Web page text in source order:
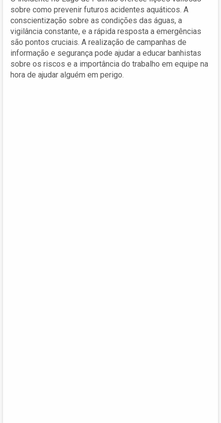
sobre como prevenir futuros acidentes aquáticos. A
conscientização sobre as condições das águas, a
vigilância constante, e a rápida resposta a emergências
são pontos cruciais. A realização de campanhas de
informação e segurança pode ajudar a educar banhistas
sobre os riscos e a importância do trabalho em equipe na
hora de ajudar alguém em perigo.